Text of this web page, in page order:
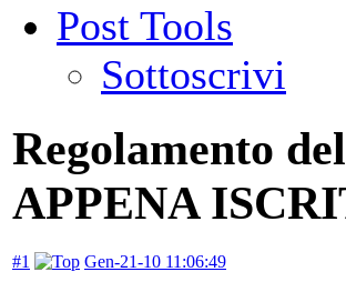
Post Tools
Sottoscrivi
Regolamento
APPENA
#1 Gen-21-10 11:06:49